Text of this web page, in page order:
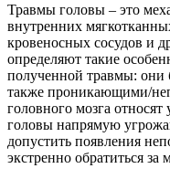
Травмы головы – это
внутренних
кровеносных сосудов и
определяют такие
полученной травмы:
также проникающими/
головного мозга
головы напрямую
допустить появления
экстренно обратиться